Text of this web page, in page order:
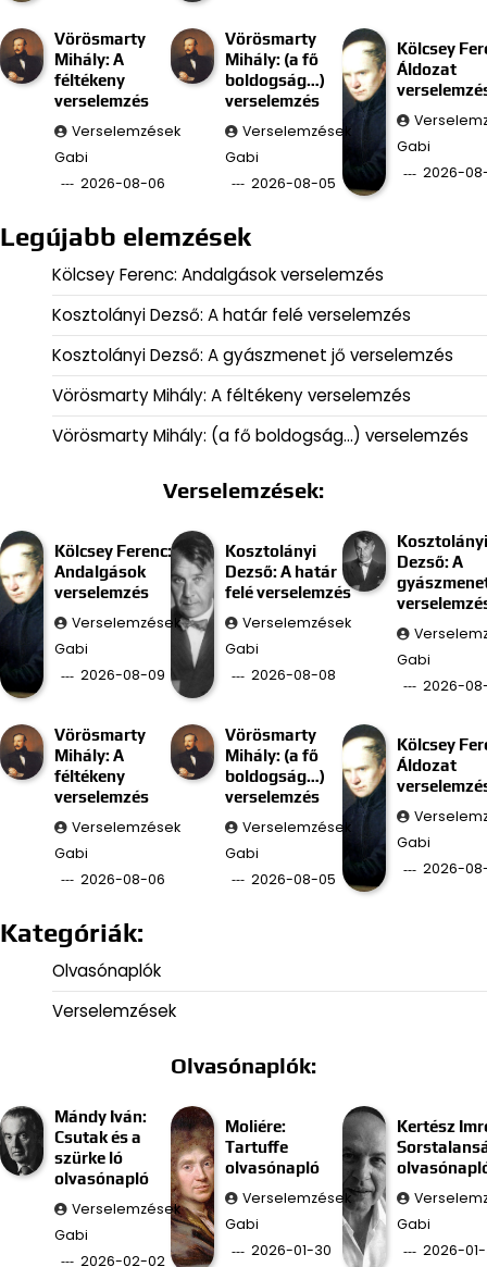
Vörösmarty
Mihály: A
féltékeny
verselemzés
Verselemzések
Gabi
2026-08-06
Vörösmarty
Mihály: (a fő
boldogság…)
verselemzés
Verselemzések
Gabi
2026-08-05
Kölcsey
Áldozat
Gabi
2026-
Legújabb elemzések
Kölcsey Ferenc: Andalgások verselemzés
Kosztolányi Dezső: A határ felé verselemzés
Kosztolányi Dezső: A gyászmenet jő verselemzés
Vörösmarty Mihály: A féltékeny verselemzés
Vörösmarty Mihály: (a fő boldogság…) verselemzés
Verselemzések:
Kölcsey Ferenc:
Andalgások
verselemzés
Verselemzések
Gabi
2026-08-09
Kosztolányi
Dezső: A határ
felé verselemzés
Verselemzések
Gabi
2026-08-08
Kosztolányi
Dezső: A
Gabi
2026-
Vörösmarty
Mihály: A
féltékeny
verselemzés
Verselemzések
Gabi
2026-08-06
Vörösmarty
Mihály: (a fő
boldogság…)
verselemzés
Verselemzések
Gabi
2026-08-05
Kölcsey
Áldozat
Gabi
2026-
Kategóriák:
Olvasónaplók
Verselemzések
Olvasónaplók:
Mándy Iván:
Csutak és a
szürke ló
olvasónapló
Verselemzések
Gabi
2026-02-02
Moliére:
Tartuffe
olvasónapló
Verselemzések
Gabi
2026-01-30
Kertész
Gabi
2026-